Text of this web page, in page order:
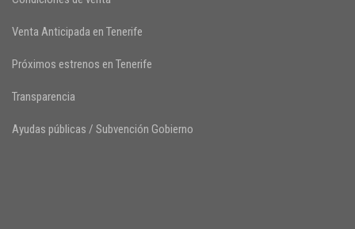
Venta Anticipada en Tenerife
Próximos estrenos en Tenerife
Transparencia
Ayudas públicas / Subvención Gobierno